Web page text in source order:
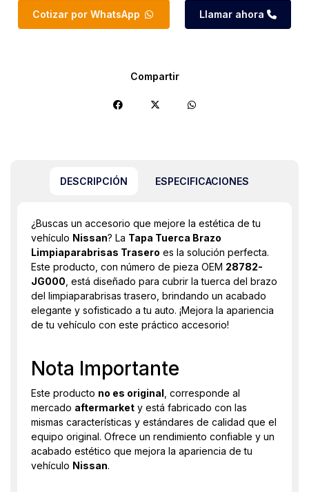
Cotizar por WhatsApp Llamar ahora
Compartir
DESCRIPCIÓN ESPECIFICACIONES
¿Buscas un accesorio que mejore la estética de tu
vehículo Nissan? La Tapa Tuerca Brazo
Limpiaparabrisas Trasero es la solución perfecta.
Este producto, con número de pieza OEM 28782-
JG000 , está diseñado para cubrir la tuerca del brazo
del limpiaparabrisas trasero, brindando un acabado
elegante y sofisticado a tu auto. ¡Mejora la apariencia
de tu vehículo con este práctico accesorio!
Nota Importante
Este producto no es original , corresponde al
mercado aftermarket y está fabricado con las
mismas características y estándares de calidad que el
equipo original. Ofrece un rendimiento confiable y un
acabado estético que mejora la apariencia de tu
vehículo Nissan.